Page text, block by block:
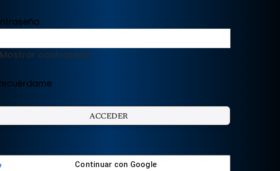
Mostrar contraseña
Continuar con Google